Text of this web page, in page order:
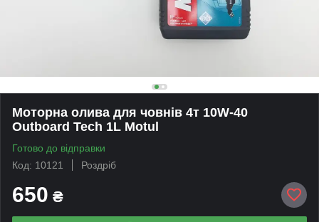
Моторна олива для човнів 4т 10W-40
Outboard Tech 1L Motul
Готово до відправки
Код: 10121
Роздріб
650 ₴